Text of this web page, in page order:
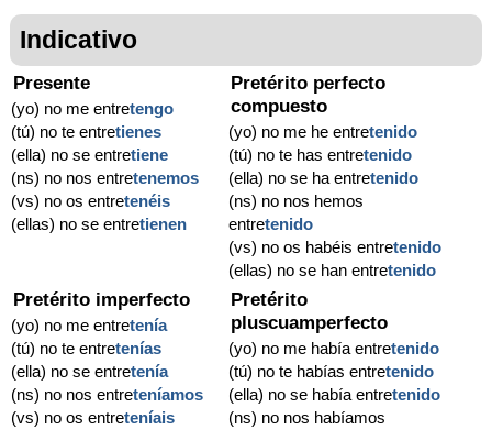
Indicativo
Presente
(yo) no me entretengo
(tú) no te entretienes
(ella) no se entretiene
(ns) no nos entretenemos
(vs) no os entretenéis
(ellas) no se entretienen
Pretérito perfecto
compuesto
(yo) no me he entretenido
(tú) no te has entretenido
(ella) no se ha entretenido
(ns) no nos hemos
entretenido
(vs) no os habéis entretenido
(ellas) no se han entretenido
Pretérito imperfecto
(yo) no me entretenía
(tú) no te entretenías
(ella) no se entretenía
(ns) no nos entreteníamos
(vs) no os entreteníais
Pretérito
pluscuamperfecto
(yo) no me había entretenido
(tú) no te habías entretenido
(ella) no se había entretenido
(ns) no nos habíamos